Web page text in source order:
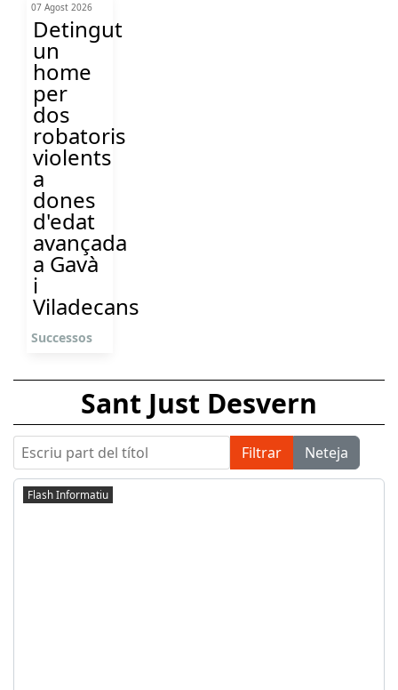
07 Agost 2026
Detingut
un
home
per
dos
robatoris
violents
a
dones
d'edat
avançada
a Gavà
i
Viladecans
Successos
Sant Just Desvern
Escriu part del títol Filtrar Neteja
Flash Informatiu